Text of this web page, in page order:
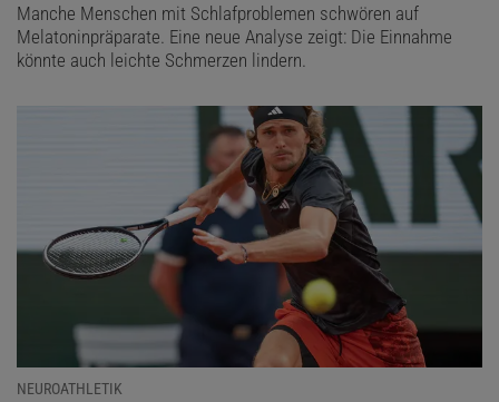
Manche Menschen mit Schlafproblemen schwören auf
Melatoninpräparate. Eine neue Analyse zeigt: Die Einnahme
könnte auch leichte Schmerzen lindern.
NEUROATHLETIK